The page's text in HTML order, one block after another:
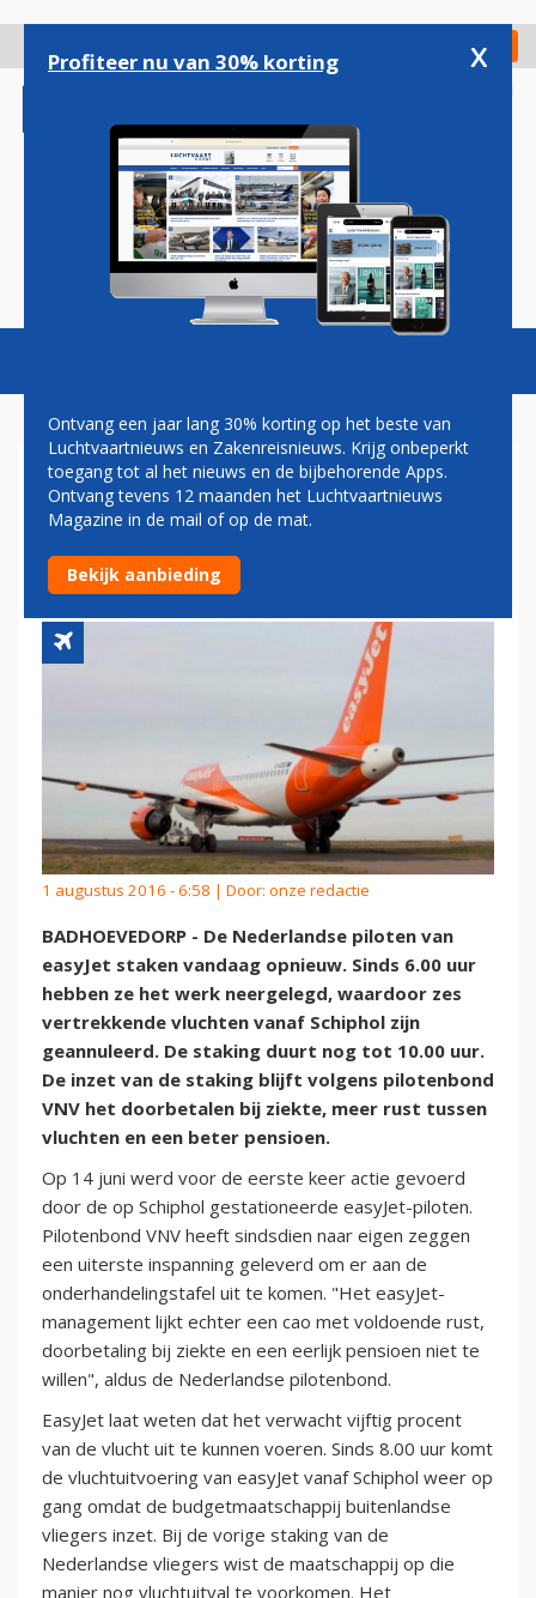
gaan
Check in
Magazine Podcasts Vacatures
NIEUWE STAKINGSACTIES BIJ
EASYJET, VLUCHTEN
GEANNULEERD
1 augustus 2016 - 6:58 | Door: onze redactie
BADHOEVEDORP - De Nederlandse piloten van
easyJet staken vandaag opnieuw. Sinds 6.00 uur
hebben ze het werk neergelegd, waardoor zes
vertrekkende vluchten vanaf Schiphol zijn
geannuleerd. De staking duurt nog tot 10.00 uur.
De inzet van de staking blijft volgens pilotenbond
VNV het doorbetalen bij ziekte, meer rust tussen
vluchten en een beter pensioen.
Op 14 juni werd voor de eerste keer actie gevoerd
door de op Schiphol gestationeerde easyJet-piloten.
Pilotenbond VNV heeft sindsdien naar eigen zeggen
een uiterste inspanning geleverd om er aan de
onderhandelingstafel uit te komen. "Het easyJet-
management lijkt echter een cao met voldoende rust,
doorbetaling bij ziekte en een eerlijk pensioen niet te
willen", aldus de Nederlandse pilotenbond.
EasyJet laat weten dat het verwacht vijftig procent
van de vlucht uit te kunnen voeren. Sinds 8.00 uur komt
de vluchtuitvoering van easyJet vanaf Schiphol weer op
gang omdat de budgetmaatschappij buitenlandse
vliegers inzet. Bij de vorige staking van de
Nederlandse vliegers wist de maatschappij op die
manier nog vluchtuitval te voorkomen. Het
Profiteer nu van 30% korting x
Ontvang een jaar lang 30% korting op het beste van
Luchtvaartnieuws en Zakenreisnieuws. Krijg onbeperkt
toegang tot al het nieuws en de bijbehorende Apps.
Ontvang tevens 12 maanden het Luchtvaartnieuws
Magazine in de mail of op de mat.
Bekijk aanbieding